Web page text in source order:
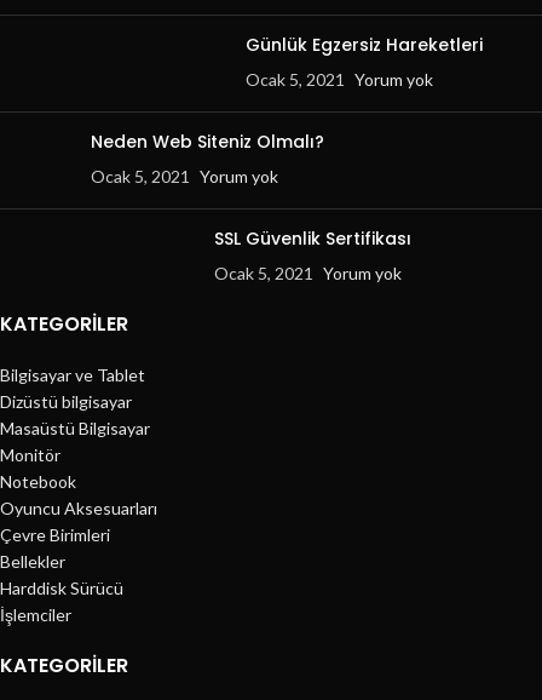
Günlük Egzersiz Hareketleri
Ocak 5, 2021 Yorum yok
Neden Web Siteniz Olmalı?
Ocak 5, 2021 Yorum yok
SSL Güvenlik Sertifikası
Ocak 5, 2021 Yorum yok
KATEGORILER
Bilgisayar ve Tablet
Dizüstü bilgisayar
Masaüstü Bilgisayar
Monitör
Notebook
Oyuncu Aksesuarları
Çevre Birimleri
Bellekler
Harddisk Sürücü
İşlemciler
KATEGORILER